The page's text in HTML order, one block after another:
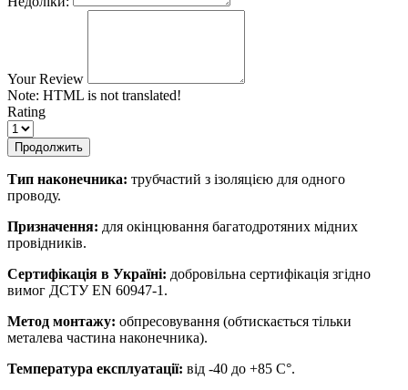
Your Review
Note: HTML is not translated!
Rating
Продолжить
Тип наконечника: трубчастий з ізоляцією для одного
проводу.
Призначення: для окінцювання багатодротяних мідних
провідників.
Сертифікація в Україні: добровільна сертифікація згідно
вимог ДСТУ EN 60947-1.
Метод монтажу: обпресовування (обтискається тільки
металева частина наконечника).
Температура експлуатації: від -40 до +85 С°.